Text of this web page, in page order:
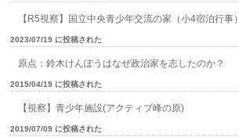
【R5視察】国立中央青少年交流の家（小4宿泊行事）
2023/07/19 に投稿された
原点：鈴木けんぽうはなぜ政治家を志したのか？
2015/04/19 に投稿された
【視察】青少年施設(アクティブ峰の原)
2019/07/09 に投稿された